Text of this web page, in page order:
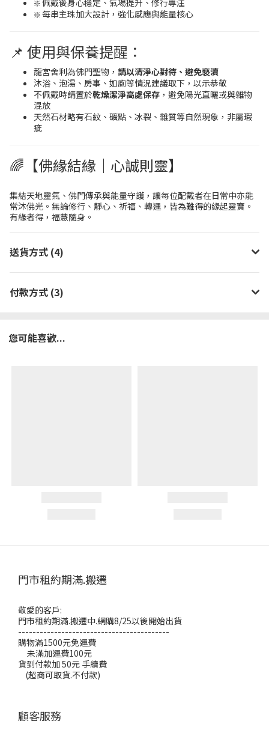
❇️ 每串主珠加大設計，強化感應與能量核心
📌 使用與保養提醒：
龍宮舍利為佛門聖物， 請以清淨心對待、避免褻瀆
沐浴、泡湯、房事、如廁等情況建議取下，以示恭敬
不佩戴時請置於乾燥潔淨高處保存 ，避免陽光直曬或與雜物
混放
天然石材略有石紋、礦點、冰裂、雜質等自然現象，非屬瑕
疵
🌈【佛緣結緣｜心誠則靈】
集結天地靈氣、佛門傳承與能量守護，讓每位配戴者在日常中亦能
常沐佛光。無論修行、靜心、祈福、轉運，皆為難得的緣起靈寶。
有緣者得，福慧隨身。
送貨方式 (4)
付款方式 (3)
您可能喜歡...
門市租約期滿.搬遷
敬愛的客戶:
門市租約期滿.搬遷中.網購8/25以後開始出貨
------------------------------------------
購物滿1500元免運費
未滿加運費100元
貨到付款加 50元 手續費
(超商可取貨.不付款)
顧客服務